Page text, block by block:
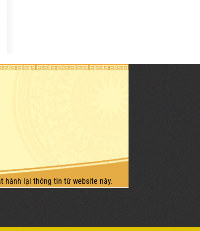
hành lại thông tin từ website này.